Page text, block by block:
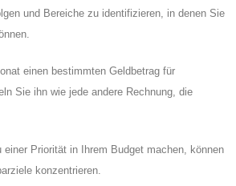
und Bereiche zu identifizieren, in denen Sie
einen bestimmten Geldbetrag für
Sie ihn wie jede andere Rechnung, die
einer Priorität in Ihrem Budget machen, können
konzentrieren.